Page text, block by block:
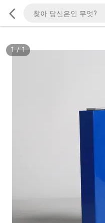
1 / 1